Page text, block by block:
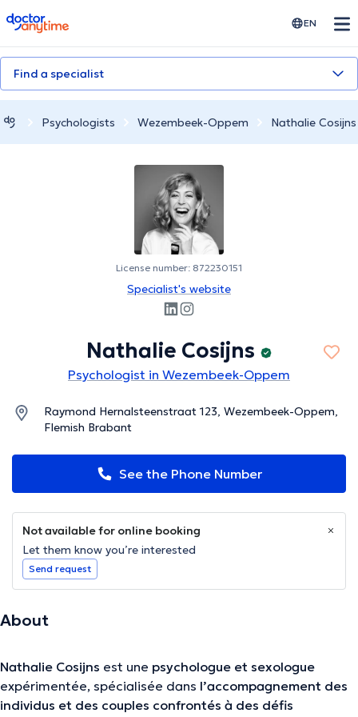
doctoranytime EN
Find a specialist
Psychologists Wezembeek-Oppem Nathalie Cosijns
License number: 872230151
Specialist's website
Nathalie Cosijns
Psychologist in Wezembeek-Oppem
Raymond Hernalsteenstraat 123, Wezembeek-Oppem,
Flemish Brabant
See the Phone Number
Not available for online booking
Let them know you’re interested
Send request
About
Nathalie Cosijns est une psychologue et sexologue
expérimentée, spécialisée dans l’accompagnement des
individus et des couples confrontés à des défis